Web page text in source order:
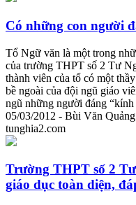
Có những con người
Tổ Ngữ văn là một trong
của trường THPT số 2 Tư
thành viên của tổ có một
bề ngoài của đội ngũ giáo
ngũ những người đáng “kính
05/03/2012 - Bùi Văn
tunghia2.com
Trường THPT số 2
giáo dục toàn diện,